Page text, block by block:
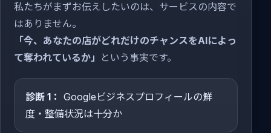
私たちがまずお伝えしたいのは、サービスの内容で
はありません。
「今、あなたの店がどれだけのチャンスをAIによっ
て奪われているか」
という事実です。
診断 1： Googleビジネスプロフィールの鮮
度・整備状況は十分か